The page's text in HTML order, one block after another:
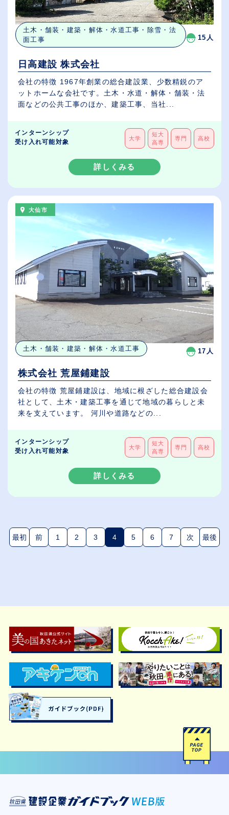
土木・舗装・建築・解体・水道工事・除雪・法
面工事
15人
日高建設 株式会社
会社の特徴 1967年創業の総合建設業、少数精鋭のア
ットホームな会社です。土木・水道・解体・舗装・法
面などの公共工事のほか、建築工事、当社...
インターンシップ
受け入れ可能対象
大学
短大
高専
専門 高校
詳しくみる
大仙市
土木・舗装・建築・解体・水道工事 17人
株式会社 荒屋鋪建設
会社の特徴 荒屋鋪建設は、地域に根ざした総合建設会
社として、土木・建築工事を通じて地域の暮らしと未
来を支えています。 河川や道路などの...
インターンシップ
受け入れ可能対象
大学
短大
高専
専門 高校
詳しくみる
最初 前 1 2 3 4(現在のページ)
5 6 7 次 最後